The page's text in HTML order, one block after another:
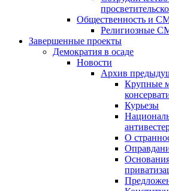
Общественность и
Религиозные
Завершенные проекты
Демократия в осаде
Новости
Архив
Крупные
Курьезы
О